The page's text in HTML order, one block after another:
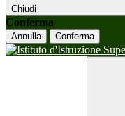
Chiudi
Conferma
Annulla Conferma